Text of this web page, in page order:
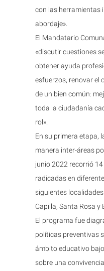
con las herramientas
abordaje».
El Mandatario
«discutir cuestiones
obtener ayuda
esfuerzos, renovar el
de un bien común:
toda la ciudadanía
rol».
En su primera etapa,
manera inter-áreas
junio 2022 recorrió
radicadas en
siguientes
Capilla, Santa Rosa y
El programa fue
políticas preventivas
ámbito educativo
sobre una